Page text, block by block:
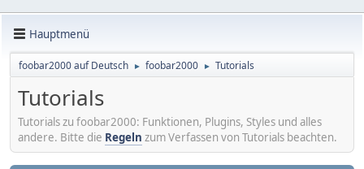
Hauptmenü
foobar2000 auf Deutsch ► foobar2000 ► Tutorials
Tutorials
Tutorials zu foobar2000: Funktionen, Plugins, Styles und alles
andere. Bitte die Regeln zum Verfassen von Tutorials beachten.